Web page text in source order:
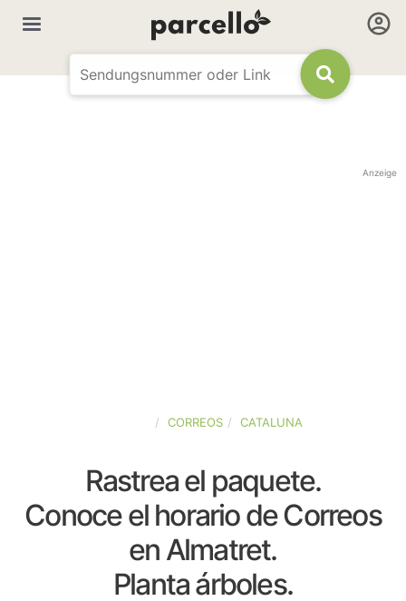
Anzeige
CORREOS CATALUNA
Rastrea el paquete.
Conoce el horario de Correos
en Almatret.
Planta árboles.